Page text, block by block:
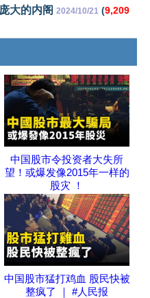
大的内阁 2024/10/21 (9,209
中国股市令投资者大失所
望！或爆发像2015年一样的
股灾 ！
中国股市猛打鸡血 股民快被
整疯了 ｜ #人民报